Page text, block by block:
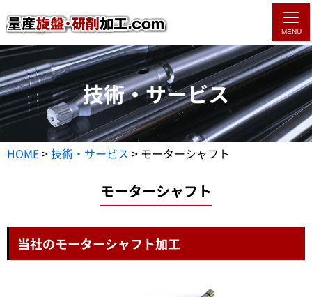
MENU
技術・サービス
HOME>技術・サービス > モーターシャフト
モーターシャフト
当社のモーターシャフト加工